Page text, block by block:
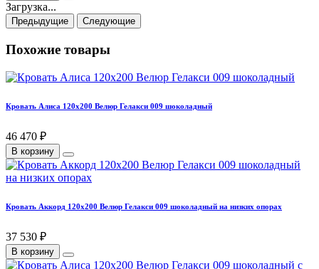
Загрузка...
Предыдущие Следующие
Похожие товары
Кровать Алиса 120х200 Велюр Гелакси 009 шоколадный
46 470 ₽
В корзину
Кровать Аккорд 120х200 Велюр Гелакси 009 шоколадный на низких опорах
37 530 ₽
В корзину